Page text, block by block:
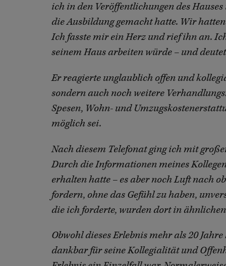
ich in den Veröffentlichungen des
die Ausbildung gemacht hatte. Wir
Ich fasste mir ein Herz und rief ihn an.
seinem Haus arbeiten würde – und
Er reagierte unglaublich offen und
sondern auch noch weitere
Spesen, Wohn- und
möglich sei.
Nach diesem Telefonat ging ich mit
Durch die Informationen meines
erhalten hatte – es aber noch Luft nach
fordern, ohne das Gefühl zu haben,
die ich forderte, wurden dort in
Obwohl dieses Erlebnis mehr als 20
dankbar für seine Kollegialität und